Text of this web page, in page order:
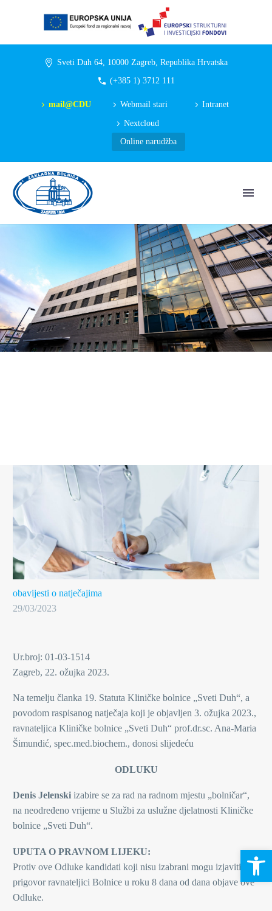
Sveti Duh 64, 10000 Zagreb, Republika Hrvatska
(+385 1) 3712 111
mail@CDU Webmail stari Intranet
Nextcloud
Online narudžba
obavijesti o natječajima
29/03/2023
Ur.broj: 01-03-1514
Zagreb, 22. ožujka 2023.
Na temelju članka 19. Statuta Kliničke bolnice „Sveti Duh“, a
povodom raspisanog natječaja koji je objavljen 3. ožujka 2023.,
ravnateljica Kliničke bolnice „Sveti Duh“ prof.dr.sc. Ana-Maria
Šimundić, spec.med.biochem., donosi slijedeću
ODLUKU
Denis Jelenski izabire se za rad na radnom mjestu „bolničar“,
na neodređeno vrijeme u Službi za uslužne djelatnosti Kliničke
bolnice „Sveti Duh“.
UPUTA O PRAVNOM LIJEKU:
Protiv ove Odluke kandidati koji nisu izabrani mogu izjaviti
prigovor ravnateljici Bolnice u roku 8 dana od dana objave ove
Odluke.